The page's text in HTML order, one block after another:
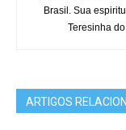
Brasil. Sua
Teresinha
ARTIGOS